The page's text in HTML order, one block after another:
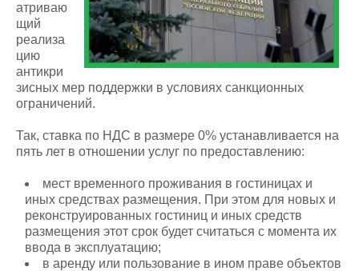
атриваю
щий
реализа
цию
антикри
зисных мер поддержки в условиях санкционных
ограничений.
Так, ставка по НДС в размере 0% устанавливается на
пять лет в отношении услуг по предоставлению:
мест временного проживания в гостиницах и
иных средствах размещения. При этом для новых и
реконструированных гостиниц и иных средств
размещения этот срок будет считаться с момента их
ввода в эксплуатацию;
в аренду или пользование в ином праве объектов